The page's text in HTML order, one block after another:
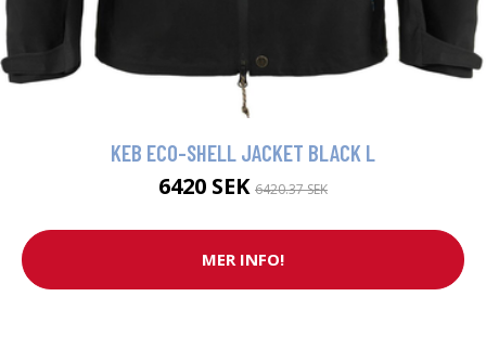
KEB ECO-SHELL JACKET BLACK L
6420 SEK 6420.37 SEK
MER INFO!